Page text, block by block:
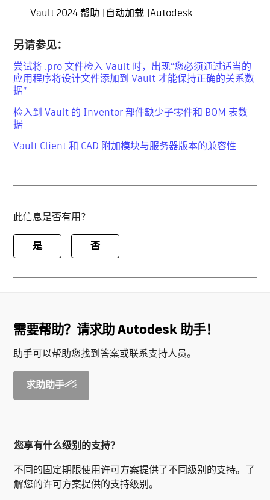
Vault 2024 帮助 |自动加载 |Autodesk
另请参见：
尝试将 .pro 文件检入 Vault 时，出现“您必须通过适当的
应用程序将设计文件添加到 Vault 才能保持正确的关系数
据”
检入到 Vault 的 Inventor 部件缺少子零件和 BOM 表数
据
Vault Client 和 CAD 附加模块与服务器版本的兼容性
此信息是否有用？
是 否
需要帮助？请求助 Autodesk 助手！
助手可以帮助您找到答案或联系支持人员。
求助助手
您享有什么级别的支持？
不同的固定期限使用许可方案提供了不同级别的支持。了
解您的许可方案提供的支持级别。